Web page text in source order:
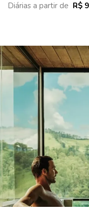
Diárias a partir de R$